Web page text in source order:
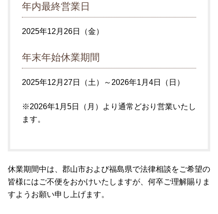
年内最終営業日
2025年12月26日（金）
年末年始休業期間
2025年12月27日（土）～2026年1月4日（日）
※2026年1月5日（月）より通常どおり営業いたし
ます。
休業期間中は、郡山市および福島県で法律相談をご希望の
皆様にはご不便をおかけいたしますが、何卒ご理解賜りま
すようお願い申し上げます。